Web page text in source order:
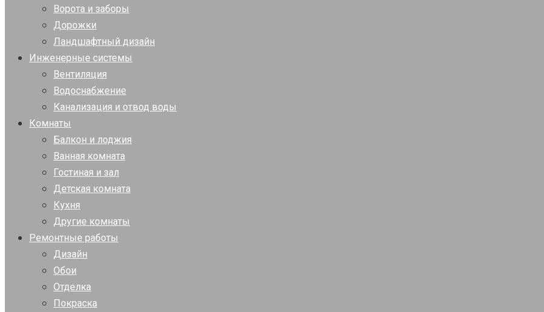
Ворота и заборы
Дорожки
Ландшафтный дизайн
Инженерные системы
Вентиляция
Водоснабжение
Канализация и отвод воды
Комнаты
Балкон и лоджия
Ванная комната
Гостиная и зал
Детская комната
Кухня
Другие комнаты
Ремонтные работы
Дизайн
Обои
Отделка
Покраска